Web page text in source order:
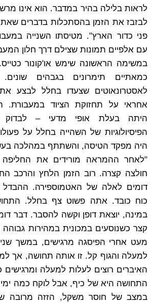
לראות בלילה בהיר במדבר. הוא אינו
לבזבז את הזמן בהסתכלות בדברים
פני כדור הארץ". מטיסתו השנייה
עם אלפיים תמונות שצילם דרך חלון
במשימה הראשונה שימש או'קונור
כמאתיים תימרונים בגבהים
לאסטרונאוטים שצעדו בחלל לבצע
אחראי על תחזוקת הציוד במעבורת.
היתה בעלת אופי מדעי –
הפיסיולוגיות של השהייה בחלל על
היה מפקד הטיסה, והשתתף במהלכה
"לאחר ההמראה מורידים את החליפה
חולצה קצרה. רוב הזמן הלחץ והרכב
דומים לאלה של האטמוספירה. ההבדל
כוח כובד. אתה פשוט צף בחלל.
במינה, יוצאת דופן וקשה להסבר. דבר
קצר כשנוסעים במכונית במהירות גבוהה
מעט אחרי הפיסגה מרגישים, במשך
למעלה והגוף קל. זו אותה תחושה, אך
האיברים רוצים לעלות למעלה ומרגישים
התחושה היא של כיף, אבל לוקח כמה
במצב של חוסר משקל, הזזה מרובה